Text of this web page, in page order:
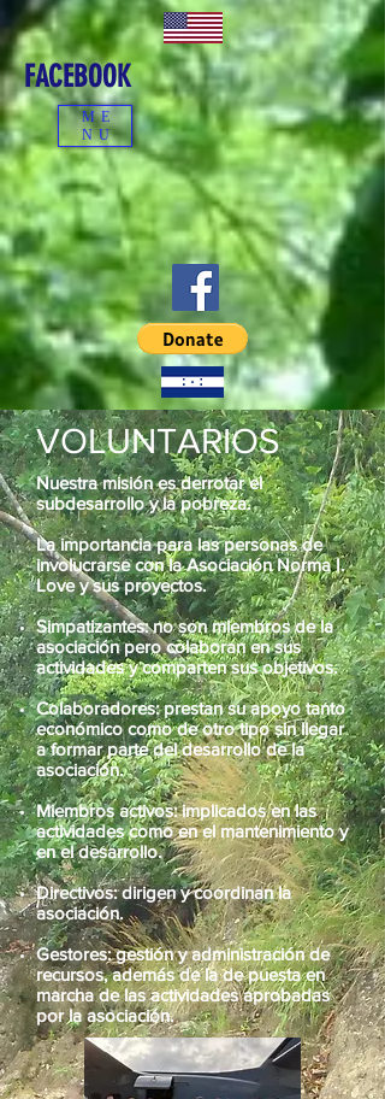
FACEBOOK
ME
NU
VOLUNTARIOS
Nuestra misión es derrotar el
subdesarrollo y la pobreza.
La importancia para las personas de
involucrarse con la Asociación Norma I.
Love y sus proyectos.
Simpatizantes: no son miembros de la
asociación pero colaboran en sus
actividades y comparten sus objetivos.
Colaboradores: prestan su apoyo tanto
económico como de otro tipo sin llegar
a formar parte del desarrollo de la
asociación.
Miembros activos: implicados en las
actividades como en el mantenimiento y
en el desarrollo.
Directivos: dirigen y coordinan la
asociación.
Gestores: gestión y administración de
recursos, además de la de puesta en
marcha de las actividades aprobadas
por la asociación.